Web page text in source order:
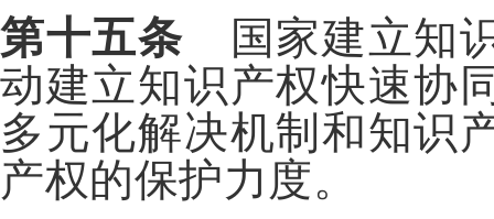
第十五条 国家建立知
动建立知识产权快速协
多元化解决机制和知识
产权的保护力度。